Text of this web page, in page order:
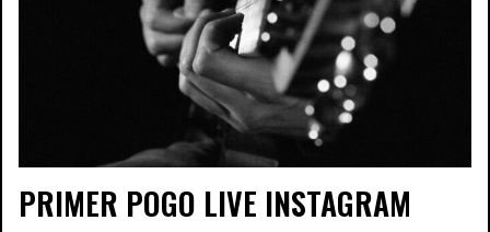
PRIMER POGO LIVE INSTAGRAM